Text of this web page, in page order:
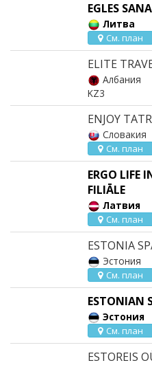
EGLES
Литва
См. план
ELITE
Албания
KZ3
ENJOY
Словакия
См. план
ERGO LIFE
FILIĀLE
Латвия
См. план
ESTONIA
Эстония
См. план
ESTONIAN
Эстония
См. план
ESTOREIS